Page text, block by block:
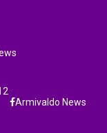
Armivaldo News